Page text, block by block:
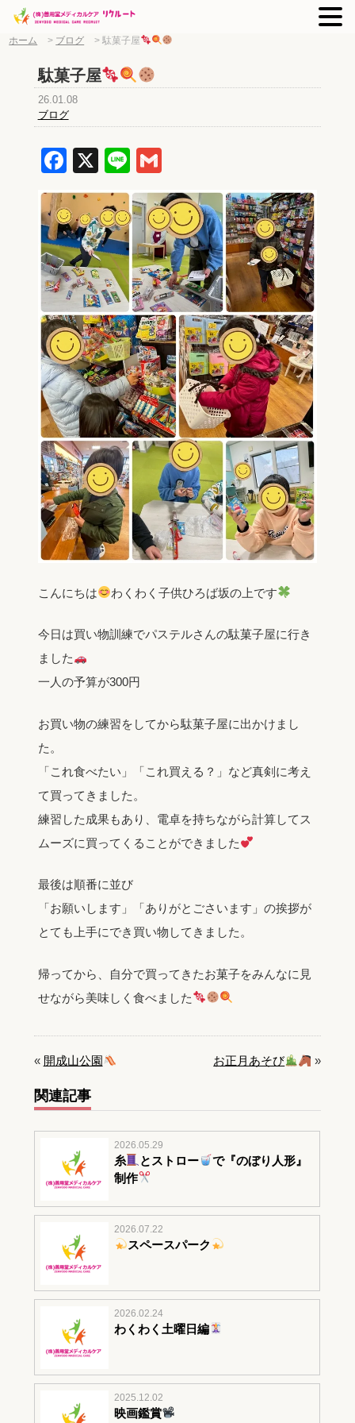
ホーム > ブログ >駄菓子屋
駄菓子屋
26.01.08
ブログ
Facebook
X Line
こんにちは わくわく子供ひろば坂の上です
今日は買い物訓練でパステルさんの駄菓子屋に行き
ました
一人の予算が300円
お買い物の練習をしてから駄菓子屋に出かけまし
た。
「これ食べたい」「これ買える？」など真剣に考え
て買ってきました。
練習した成果もあり、電卓を持ちながら計算してス
ムーズに買ってくることができました
最後は順番に並び
「お願いします」「ありがとごさいます」の挨拶が
とても上手にでき買い物してきました。
帰ってから、自分で買ってきたお菓子をみんなに見
せながら美味しく食べました
« 開成山公園 お正月あそび »
関連記事
2026.05.29
糸 とストロー
で『のぼり人形』
制作
2026.07.22
スペースパーク
2026.02.24
わくわく土曜日編
2025.12.02
映画鑑賞